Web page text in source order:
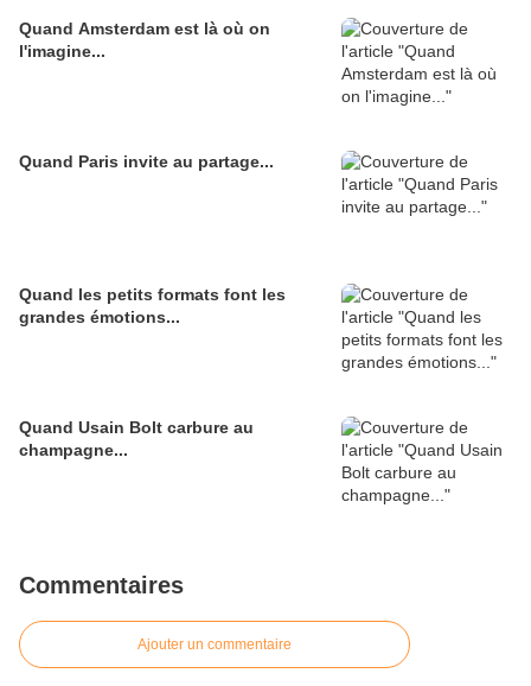
Quand Amsterdam est là où on
l'imagine...
Quand Paris invite au partage...
Quand les petits formats font les
grandes émotions...
Quand Usain Bolt carbure au
champagne...
Commentaires
Ajouter un commentaire